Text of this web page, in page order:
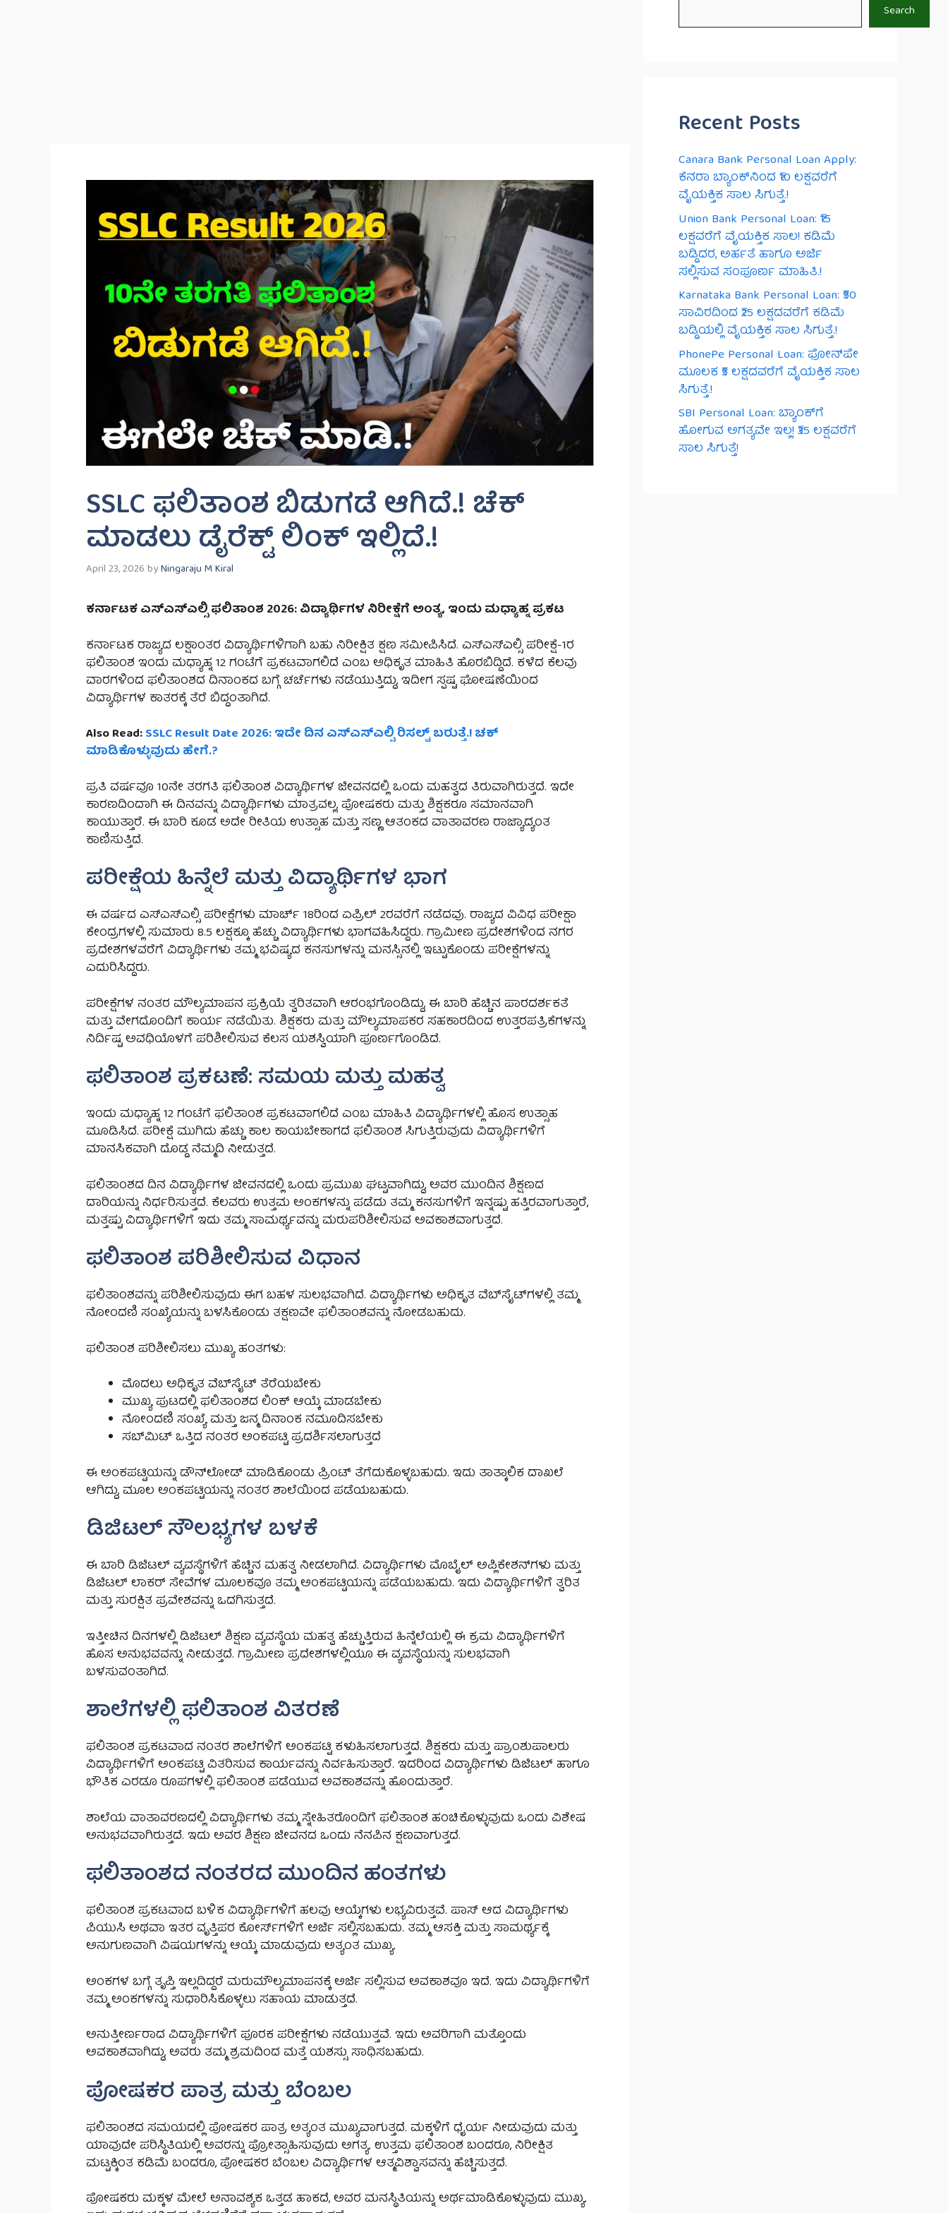
SSLC ಫಲಿತಾಂಶ ಬಿಡುಗಡೆ ಆಗಿದೆ.! ಚೆಕ್
ಮಾಡಲು ಡೈರೆಕ್ಟ್ ಲಿಂಕ್ ಇಲ್ಲಿದೆ.!
April 23, 2026byNingaraju M Kiral
ಕರ್ನಾಟಕ ಎಸ್ಎಸ್ಎಲ್ಸಿ ಫಲಿತಾಂಶ 2026: ವಿದ್ಯಾರ್ಥಿಗಳ ನಿರೀಕ್ಷೆಗೆ ಅಂತ್ಯ, ಇಂದು ಮಧ್ಯಾಹ್ನ ಪ್ರಕಟ
ಕರ್ನಾಟಕ ರಾಜ್ಯದ ಲಕ್ಷಾಂತರ ವಿದ್ಯಾರ್ಥಿಗಳಿಗಾಗಿ ಬಹು ನಿರೀಕ್ಷಿತ ಕ್ಷಣ ಸಮೀಪಿಸಿದೆ. ಎಸ್ಎಸ್ಎಲ್ಸಿ ಪರೀಕ್ಷೆ-1ರ
ಫಲಿತಾಂಶ ಇಂದು ಮಧ್ಯಾಹ್ನ 12 ಗಂಟೆಗೆ ಪ್ರಕಟವಾಗಲಿದೆ ಎಂಬ ಅಧಿಕೃತ ಮಾಹಿತಿ ಹೊರಬಿದ್ದಿದೆ. ಕಳೆದ ಕೆಲವು
ವಾರಗಳಿಂದ ಫಲಿತಾಂಶದ ದಿನಾಂಕದ ಬಗ್ಗೆ ಚರ್ಚೆಗಳು ನಡೆಯುತ್ತಿದ್ದು, ಇದೀಗ ಸ್ಪಷ್ಟ ಘೋಷಣೆಯಿಂದ
ವಿದ್ಯಾರ್ಥಿಗಳ ಕಾತರಕ್ಕೆ ತೆರೆ ಬಿದ್ದಂತಾಗಿದೆ.
Also Read:SSLC Result Date 2026: ಇದೇ ದಿನ ಎಸ್ಎಸ್ಎಲ್ಸಿ ರಿಸಲ್ಟ್ ಬರುತ್ತೆ.! ಚಕ್
ಮಾಡಿಕೊಳ್ಳುವುದು ಹೇಗೆ.?
ಪ್ರತಿ ವರ್ಷವೂ 10ನೇ ತರಗತಿ ಫಲಿತಾಂಶ ವಿದ್ಯಾರ್ಥಿಗಳ ಜೀವನದಲ್ಲಿ ಒಂದು ಮಹತ್ವದ ತಿರುವಾಗಿರುತ್ತದೆ. ಇದೇ
ಕಾರಣದಿಂದಾಗಿ ಈ ದಿನವನ್ನು ವಿದ್ಯಾರ್ಥಿಗಳು ಮಾತ್ರವಲ್ಲ, ಪೋಷಕರು ಮತ್ತು ಶಿಕ್ಷಕರೂ ಸಮಾನವಾಗಿ
ಕಾಯುತ್ತಾರೆ. ಈ ಬಾರಿ ಕೂಡ ಅದೇ ರೀತಿಯ ಉತ್ಸಾಹ ಮತ್ತು ಸಣ್ಣ ಆತಂಕದ ವಾತಾವರಣ ರಾಜ್ಯಾದ್ಯಂತ
ಕಾಣಿಸುತ್ತಿದೆ.
ಪರೀಕ್ಷೆಯ ಹಿನ್ನೆಲೆ ಮತ್ತು ವಿದ್ಯಾರ್ಥಿಗಳ ಭಾಗ
ಈ ವರ್ಷದ ಎಸ್ಎಸ್ಎಲ್ಸಿ ಪರೀಕ್ಷೆಗಳು ಮಾರ್ಚ್ 18ರಿಂದ ಏಪ್ರಿಲ್ 2ರವರೆಗೆ ನಡೆದವು. ರಾಜ್ಯದ ವಿವಿಧ ಪರೀಕ್ಷಾ
ಕೇಂದ್ರಗಳಲ್ಲಿ ಸುಮಾರು 8.5 ಲಕ್ಷಕ್ಕೂ ಹೆಚ್ಚು ವಿದ್ಯಾರ್ಥಿಗಳು ಭಾಗವಹಿಸಿದ್ದರು. ಗ್ರಾಮೀಣ ಪ್ರದೇಶಗಳಿಂದ ನಗರ
ಪ್ರದೇಶಗಳವರೆಗೆ ವಿದ್ಯಾರ್ಥಿಗಳು ತಮ್ಮ ಭವಿಷ್ಯದ ಕನಸುಗಳನ್ನು ಮನಸ್ಸಿನಲ್ಲಿ ಇಟ್ಟುಕೊಂಡು ಪರೀಕ್ಷೆಗಳನ್ನು
ಎದುರಿಸಿದ್ದರು.
ಪರೀಕ್ಷೆಗಳ ನಂತರ ಮೌಲ್ಯಮಾಪನ ಪ್ರಕ್ರಿಯೆ ತ್ವರಿತವಾಗಿ ಆರಂಭಗೊಂಡಿದ್ದು, ಈ ಬಾರಿ ಹೆಚ್ಚಿನ ಪಾರದರ್ಶಕತೆ
ಮತ್ತು ವೇಗದೊಂದಿಗೆ ಕಾರ್ಯ ನಡೆಯಿತು. ಶಿಕ್ಷಕರು ಮತ್ತು ಮೌಲ್ಯಮಾಪಕರ ಸಹಕಾರದಿಂದ ಉತ್ತರಪತ್ರಿಕೆಗಳನ್ನು
ನಿರ್ದಿಷ್ಟ ಅವಧಿಯೊಳಗೆ ಪರಿಶೀಲಿಸುವ ಕೆಲಸ ಯಶಸ್ವಿಯಾಗಿ ಪೂರ್ಣಗೊಂಡಿದೆ.
ಫಲಿತಾಂಶ ಪ್ರಕಟಣೆ: ಸಮಯ ಮತ್ತು ಮಹತ್ವ
ಇಂದು ಮಧ್ಯಾಹ್ನ 12 ಗಂಟೆಗೆ ಫಲಿತಾಂಶ ಪ್ರಕಟವಾಗಲಿದೆ ಎಂಬ ಮಾಹಿತಿ ವಿದ್ಯಾರ್ಥಿಗಳಲ್ಲಿ ಹೊಸ ಉತ್ಸಾಹ
ಮೂಡಿಸಿದೆ. ಪರೀಕ್ಷೆ ಮುಗಿದು ಹೆಚ್ಚು ಕಾಲ ಕಾಯಬೇಕಾಗದೆ ಫಲಿತಾಂಶ ಸಿಗುತ್ತಿರುವುದು ವಿದ್ಯಾರ್ಥಿಗಳಿಗೆ
ಮಾನಸಿಕವಾಗಿ ದೊಡ್ಡ ನೆಮ್ಮದಿ ನೀಡುತ್ತದೆ.
ಫಲಿತಾಂಶದ ದಿನ ವಿದ್ಯಾರ್ಥಿಗಳ ಜೀವನದಲ್ಲಿ ಒಂದು ಪ್ರಮುಖ ಘಟ್ಟವಾಗಿದ್ದು, ಅವರ ಮುಂದಿನ ಶಿಕ್ಷಣದ
ದಾರಿಯನ್ನು ನಿರ್ಧರಿಸುತ್ತದೆ. ಕೆಲವರು ಉತ್ತಮ ಅಂಕಗಳನ್ನು ಪಡೆದು ತಮ್ಮ ಕನಸುಗಳಿಗೆ ಇನ್ನಷ್ಟು ಹತ್ತಿರವಾಗುತ್ತಾರೆ,
ಮತ್ತಷ್ಟು ವಿದ್ಯಾರ್ಥಿಗಳಿಗೆ ಇದು ತಮ್ಮ ಸಾಮರ್ಥ್ಯವನ್ನು ಮರುಪರಿಶೀಲಿಸುವ ಅವಕಾಶವಾಗುತ್ತದೆ.
ಫಲಿತಾಂಶ ಪರಿಶೀಲಿಸುವ ವಿಧಾನ
ಫಲಿತಾಂಶವನ್ನು ಪರಿಶೀಲಿಸುವುದು ಈಗ ಬಹಳ ಸುಲಭವಾಗಿದೆ. ವಿದ್ಯಾರ್ಥಿಗಳು ಅಧಿಕೃತ ವೆಬ್‌ಸೈಟ್‌ಗಳಲ್ಲಿ ತಮ್ಮ
ನೋಂದಣಿ ಸಂಖ್ಯೆಯನ್ನು ಬಳಸಿಕೊಂಡು ತಕ್ಷಣವೇ ಫಲಿತಾಂಶವನ್ನು ನೋಡಬಹುದು.
ಫಲಿತಾಂಶ ಪರಿಶೀಲಿಸಲು ಮುಖ್ಯ ಹಂತಗಳು:
ಮೊದಲು ಅಧಿಕೃತ ವೆಬ್‌ಸೈಟ್ ತೆರೆಯಬೇಕು
ಮುಖ್ಯ ಪುಟದಲ್ಲಿ ಫಲಿತಾಂಶದ ಲಿಂಕ್ ಆಯ್ಕೆ ಮಾಡಬೇಕು
ನೋಂದಣಿ ಸಂಖ್ಯೆ ಮತ್ತು ಜನ್ಮ ದಿನಾಂಕ ನಮೂದಿಸಬೇಕು
ಸಬ್‌ಮಿಟ್ ಒತ್ತಿದ ನಂತರ ಅಂಕಪಟ್ಟಿ ಪ್ರದರ್ಶಿಸಲಾಗುತ್ತದೆ
ಈ ಅಂಕಪಟ್ಟಿಯನ್ನು ಡೌನ್‌ಲೋಡ್ ಮಾಡಿಕೊಂಡು ಪ್ರಿಂಟ್ ತೆಗೆದುಕೊಳ್ಳಬಹುದು. ಇದು ತಾತ್ಕಾಲಿಕ ದಾಖಲೆ
ಆಗಿದ್ದು, ಮೂಲ ಅಂಕಪಟ್ಟಿಯನ್ನು ನಂತರ ಶಾಲೆಯಿಂದ ಪಡೆಯಬಹುದು.
ಡಿಜಿಟಲ್ ಸೌಲಭ್ಯಗಳ ಬಳಕೆ
ಈ ಬಾರಿ ಡಿಜಿಟಲ್ ವ್ಯವಸ್ಥೆಗಳಿಗೆ ಹೆಚ್ಚಿನ ಮಹತ್ವ ನೀಡಲಾಗಿದೆ. ವಿದ್ಯಾರ್ಥಿಗಳು ಮೊಬೈಲ್ ಅಪ್ಲಿಕೇಶನ್‌ಗಳು ಮತ್ತು
ಡಿಜಿಟಲ್ ಲಾಕರ್ ಸೇವೆಗಳ ಮೂಲಕವೂ ತಮ್ಮ ಅಂಕಪಟ್ಟಿಯನ್ನು ಪಡೆಯಬಹುದು. ಇದು ವಿದ್ಯಾರ್ಥಿಗಳಿಗೆ ತ್ವರಿತ
ಮತ್ತು ಸುರಕ್ಷಿತ ಪ್ರವೇಶವನ್ನು ಒದಗಿಸುತ್ತದೆ.
ಇತ್ತೀಚಿನ ದಿನಗಳಲ್ಲಿ ಡಿಜಿಟಲ್ ಶಿಕ್ಷಣ ವ್ಯವಸ್ಥೆಯ ಮಹತ್ವ ಹೆಚ್ಚುತ್ತಿರುವ ಹಿನ್ನೆಲೆಯಲ್ಲಿ ಈ ಕ್ರಮ ವಿದ್ಯಾರ್ಥಿಗಳಿಗೆ
ಹೊಸ ಅನುಭವವನ್ನು ನೀಡುತ್ತದೆ. ಗ್ರಾಮೀಣ ಪ್ರದೇಶಗಳಲ್ಲಿಯೂ ಈ ವ್ಯವಸ್ಥೆಯನ್ನು ಸುಲಭವಾಗಿ
ಬಳಸುವಂತಾಗಿದೆ.
ಶಾಲೆಗಳಲ್ಲಿ ಫಲಿತಾಂಶ ವಿತರಣೆ
ಫಲಿತಾಂಶ ಪ್ರಕಟವಾದ ನಂತರ ಶಾಲೆಗಳಿಗೆ ಅಂಕಪಟ್ಟಿ ಕಳುಹಿಸಲಾಗುತ್ತದೆ. ಶಿಕ್ಷಕರು ಮತ್ತು ಪ್ರಾಂಶುಪಾಲರು
ವಿದ್ಯಾರ್ಥಿಗಳಿಗೆ ಅಂಕಪಟ್ಟಿ ವಿತರಿಸುವ ಕಾರ್ಯವನ್ನು ನಿರ್ವಹಿಸುತ್ತಾರೆ. ಇದರಿಂದ ವಿದ್ಯಾರ್ಥಿಗಳು ಡಿಜಿಟಲ್ ಹಾಗೂ
ಭೌತಿಕ ಎರಡೂ ರೂಪಗಳಲ್ಲಿ ಫಲಿತಾಂಶ ಪಡೆಯುವ ಅವಕಾಶವನ್ನು ಹೊಂದುತ್ತಾರೆ.
ಶಾಲೆಯ ವಾತಾವರಣದಲ್ಲಿ ವಿದ್ಯಾರ್ಥಿಗಳು ತಮ್ಮ ಸ್ನೇಹಿತರೊಂದಿಗೆ ಫಲಿತಾಂಶ ಹಂಚಿಕೊಳ್ಳುವುದು ಒಂದು ವಿಶೇಷ
ಅನುಭವವಾಗಿರುತ್ತದೆ. ಇದು ಅವರ ಶಿಕ್ಷಣ ಜೀವನದ ಒಂದು ನೆನಪಿನ ಕ್ಷಣವಾಗುತ್ತದೆ.
ಫಲಿತಾಂಶದ ನಂತರದ ಮುಂದಿನ ಹಂತಗಳು
ಫಲಿತಾಂಶ ಪ್ರಕಟವಾದ ಬಳಿಕ ವಿದ್ಯಾರ್ಥಿಗಳಿಗೆ ಹಲವು ಆಯ್ಕೆಗಳು ಲಭ್ಯವಿರುತ್ತವೆ. ಪಾಸ್ ಆದ ವಿದ್ಯಾರ್ಥಿಗಳು
ಪಿಯುಸಿ ಅಥವಾ ಇತರ ವೃತ್ತಿಪರ ಕೋರ್ಸ್‌ಗಳಿಗೆ ಅರ್ಜಿ ಸಲ್ಲಿಸಬಹುದು. ತಮ್ಮ ಆಸಕ್ತಿ ಮತ್ತು ಸಾಮರ್ಥ್ಯಕ್ಕೆ
ಅನುಗುಣವಾಗಿ ವಿಷಯಗಳನ್ನು ಆಯ್ಕೆ ಮಾಡುವುದು ಅತ್ಯಂತ ಮುಖ್ಯ.
ಅಂಕಗಳ ಬಗ್ಗೆ ತೃಪ್ತಿ ಇಲ್ಲದಿದ್ದರೆ ಮರುಮೌಲ್ಯಮಾಪನಕ್ಕೆ ಅರ್ಜಿ ಸಲ್ಲಿಸುವ ಅವಕಾಶವೂ ಇದೆ. ಇದು ವಿದ್ಯಾರ್ಥಿಗಳಿಗೆ
ತಮ್ಮ ಅಂಕಗಳನ್ನು ಸುಧಾರಿಸಿಕೊಳ್ಳಲು ಸಹಾಯ ಮಾಡುತ್ತದೆ.
ಅನುತ್ತೀರ್ಣರಾದ ವಿದ್ಯಾರ್ಥಿಗಳಿಗೆ ಪೂರಕ ಪರೀಕ್ಷೆಗಳು ನಡೆಯುತ್ತವೆ. ಇದು ಅವರಿಗಾಗಿ ಮತ್ತೊಂದು
ಅವಕಾಶವಾಗಿದ್ದು, ಅವರು ತಮ್ಮ ಶ್ರಮದಿಂದ ಮತ್ತೆ ಯಶಸ್ಸು ಸಾಧಿಸಬಹುದು.
ಪೋಷಕರ ಪಾತ್ರ ಮತ್ತು ಬೆಂಬಲ
ಫಲಿತಾಂಶದ ಸಮಯದಲ್ಲಿ ಪೋಷಕರ ಪಾತ್ರ ಅತ್ಯಂತ ಮುಖ್ಯವಾಗುತ್ತದೆ. ಮಕ್ಕಳಿಗೆ ಧೈರ್ಯ ನೀಡುವುದು ಮತ್ತು
ಯಾವುದೇ ಪರಿಸ್ಥಿತಿಯಲ್ಲಿ ಅವರನ್ನು ಪ್ರೋತ್ಸಾಹಿಸುವುದು ಅಗತ್ಯ. ಉತ್ತಮ ಫಲಿತಾಂಶ ಬಂದರೂ, ನಿರೀಕ್ಷಿತ
ಮಟ್ಟಕ್ಕಿಂತ ಕಡಿಮೆ ಬಂದರೂ, ಪೋಷಕರ ಬೆಂಬಲ ವಿದ್ಯಾರ್ಥಿಗಳ ಆತ್ಮವಿಶ್ವಾಸವನ್ನು ಹೆಚ್ಚಿಸುತ್ತದೆ.
ಪೋಷಕರು ಮಕ್ಕಳ ಮೇಲೆ ಅನಾವಶ್ಯಕ ಒತ್ತಡ ಹಾಕದೆ, ಅವರ ಮನಸ್ಥಿತಿಯನ್ನು ಅರ್ಥಮಾಡಿಕೊಳ್ಳುವುದು ಮುಖ್ಯ.
Search
Recent Posts
Canara Bank Personal Loan Apply:
ಕೆನರಾ ಬ್ಯಾಂಕ್‌ನಿಂದ ₹10 ಲಕ್ಷವರೆಗೆ
ವೈಯಕ್ತಿಕ ಸಾಲ ಸಿಗುತ್ತೆ.!
Union Bank Personal Loan: ₹15
ಲಕ್ಷವರೆಗೆ ವೈಯಕ್ತಿಕ ಸಾಲ! ಕಡಿಮೆ
ಬಡ್ಡಿದರ, ಅರ್ಹತೆ ಹಾಗೂ ಅರ್ಜಿ
ಸಲ್ಲಿಸುವ ಸಂಪೂರ್ಣ ಮಾಹಿತಿ.!
Karnataka Bank Personal Loan: ₹50
ಸಾವಿರದಿಂದ ₹25 ಲಕ್ಷದವರೆಗೆ ಕಡಿಮೆ
ಬಡ್ಡಿಯಲ್ಲಿ ವೈಯಕ್ತಿಕ ಸಾಲ ಸಿಗುತ್ತೆ.!
PhonePe Personal Loan: ಫೋನ್‌ಪೇ
ಮೂಲಕ ₹5 ಲಕ್ಷದವರೆಗೆ ವೈಯಕ್ತಿಕ ಸಾಲ
ಸಿಗುತ್ತೆ.!
SBI Personal Loan: ಬ್ಯಾಂಕ್‌ಗೆ
ಹೋಗುವ ಅಗತ್ಯವೇ ಇಲ್ಲ! ₹35 ಲಕ್ಷವರೆಗೆ
ಸಾಲ ಸಿಗುತ್ತೆ!